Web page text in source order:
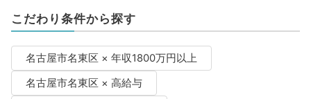
こだわり条件から探す
名古屋市名東区 × 年収1800万円以上
名古屋市名東区 × 高給与